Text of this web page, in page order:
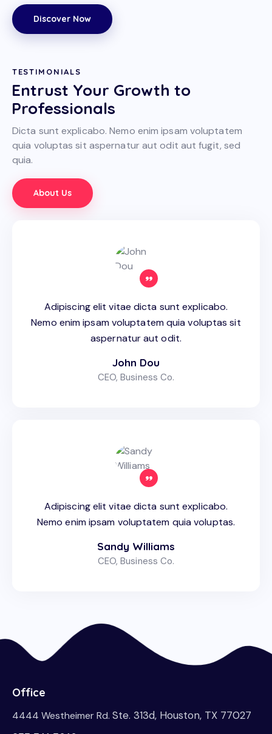
Discover Now
TESTIMONIALS
Entrust Your Growth to
Professionals
Dicta sunt explicabo. Nemo enim ipsam voluptatem
quia voluptas sit aspernatur aut odit aut fugit, sed
quia.
About Us
Adipiscing elit vitae dicta sunt explicabo.
Nemo enim ipsam voluptatem quia voluptas sit
aspernatur aut odit.
John Dou
CEO, Business Co.
Adipiscing elit vitae dicta sunt explicabo.
Nemo enim ipsam voluptatem quia voluptas.
Sandy Williams
CEO, Business Co.
Office
4444 Westheimer Rd. Ste. 313d, Houston, TX 77027